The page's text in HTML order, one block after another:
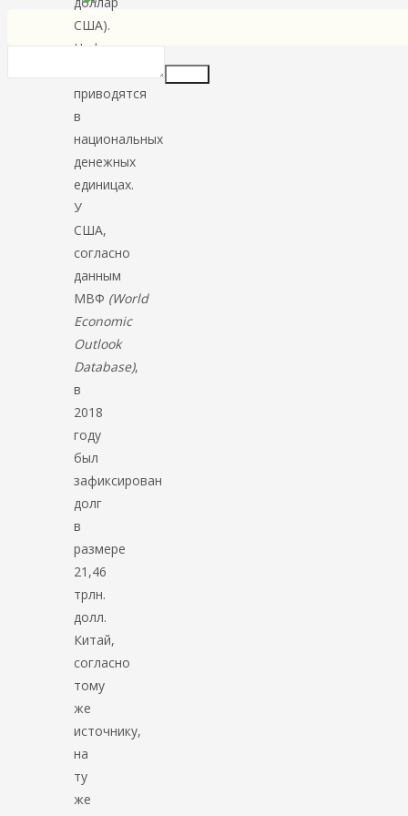
США).
Цифры
приводятся
в
национальных
денежных
единицах.
У
США,
согласно
данным
МВФ (World
Economic
Outlook
Database),
в
2018
году
был
зафиксирован
долг
в
размере
21,46
трлн.
долл.
Китай,
согласно
тому
же
источнику,
на
ту
же